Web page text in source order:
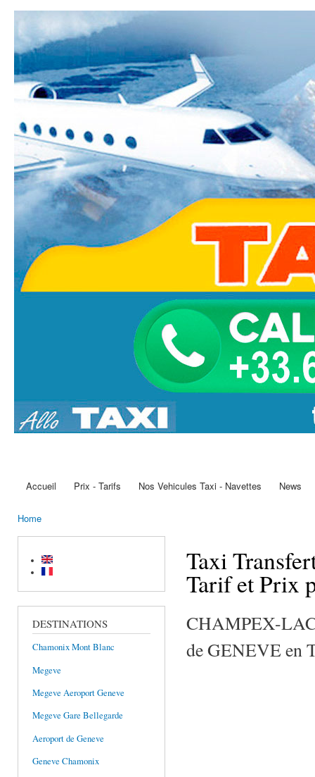
Taxi-
Transfer.fr
Main menu
Accueil Prix - Tarifs Nos Vehicules Taxi - Navettes News
Home
DESTINATIONS
Chamonix Mont Blanc
Megeve
Megeve Aeroport Geneve
Megeve Gare Bellegarde
Aeroport de Geneve
Geneve Chamonix
Taxi
Tarif et Prix
CHAMPEX-LAC
de GENEVE en